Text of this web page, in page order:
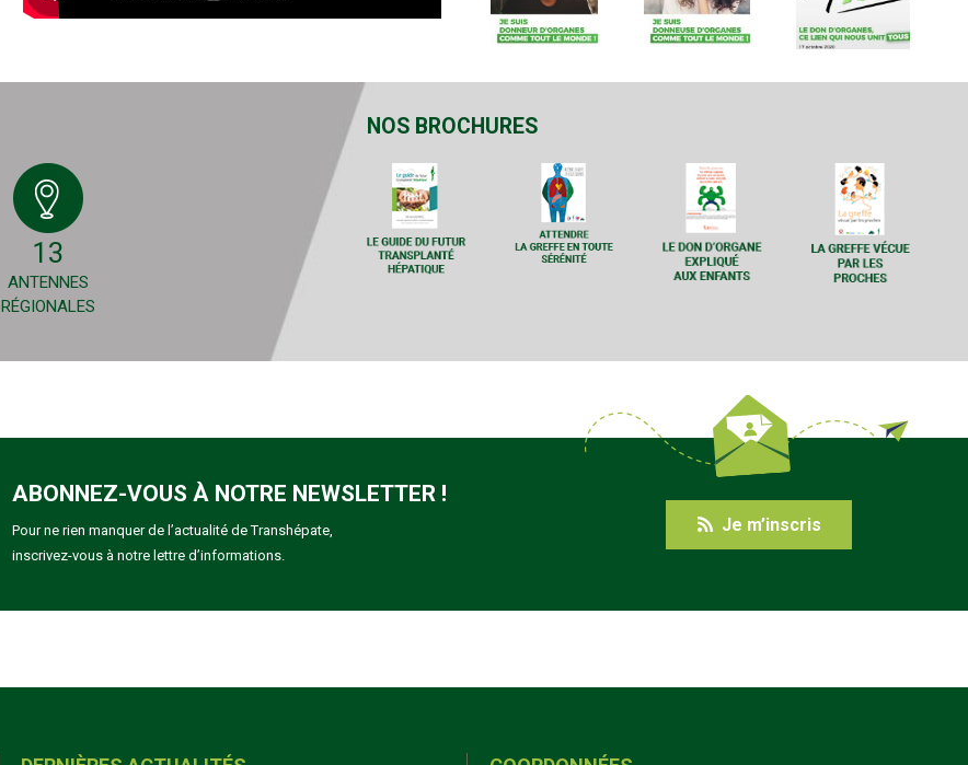
13
ANTENNES
RÉGIONALES
NOS BROCHURES
ABONNEZ-VOUS À NOTRE NEWSLETTER !
Pour ne rien manquer de l’actualité de Transhépate,
inscrivez-vous à notre lettre d’informations.
Je m’inscris